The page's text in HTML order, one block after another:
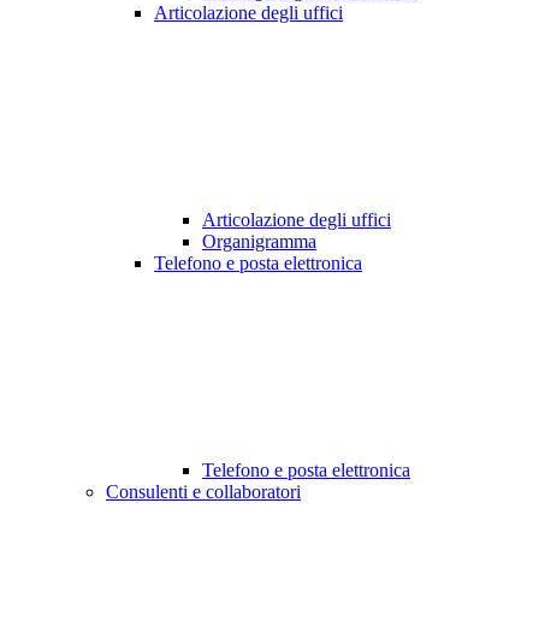
Articolazione degli uffici
Articolazione degli uffici
Organigramma
Telefono e posta elettronica
Telefono e posta elettronica
Consulenti e collaboratori